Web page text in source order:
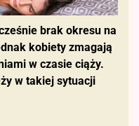
brak okresu na
kobiety zmagają
w czasie ciąży.
w takiej sytuacji